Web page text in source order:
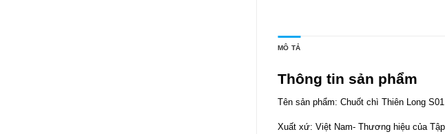
MÔ TẢ
Thông tin sản phẩm
Tên sản phẩm: Chuốt chì Thiên Long S01
Xuất xứ: Việt Nam- Thương hiệu của